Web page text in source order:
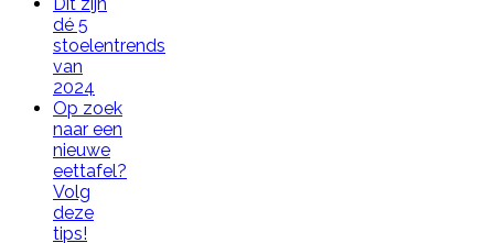
Dit zijn
dé 5
stoelentrends
van
2024
Op zoek
naar een
nieuwe
eettafel?
Volg
deze
tips!